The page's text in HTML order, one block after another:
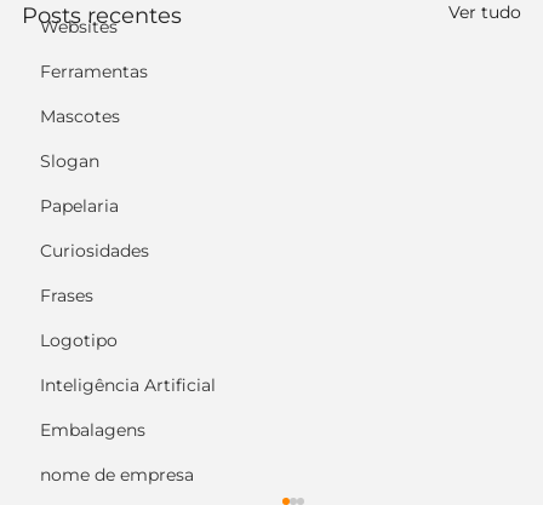
Websites
Ferramentas
Mascotes
Slogan
Papelaria
Curiosidades
Frases
Logotipo
Inteligência Artificial
Embalagens
nome de empresa
Posts recentes Ver tudo